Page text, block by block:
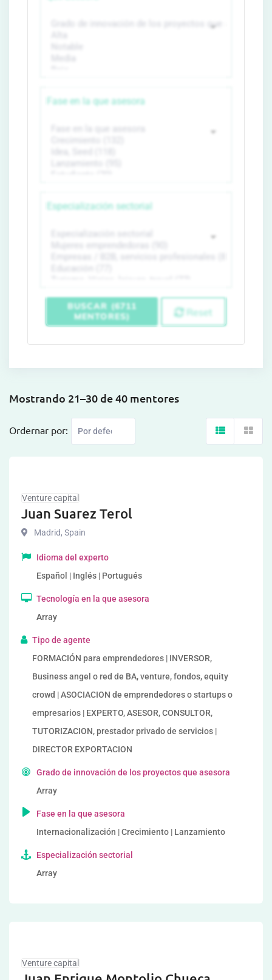
Fase en la que asesora
Especialización sectorial
BUSCAR (6711
MENTORES)
Reset
Mostrando 21–30 de 40 mentores
Ordernar por:
Venture capital
Juan Suarez Terol
Madrid, Spain
Idioma del experto
Español | Inglés | Portugués
Tecnología en la que asesora
Array
Tipo de agente
FORMACIÓN para emprendedores | INVERSOR,
Business angel o red de BA, venture, fondos, equity
crowd | ASOCIACION de emprendedores o startups o
empresarios | EXPERTO, ASESOR, CONSULTOR,
TUTORIZACION, prestador privado de servicios |
DIRECTOR EXPORTACION
Grado de innovación de los proyectos que asesora
Array
Fase en la que asesora
Internacionalización | Crecimiento | Lanzamiento
Especialización sectorial
Array
Venture capital